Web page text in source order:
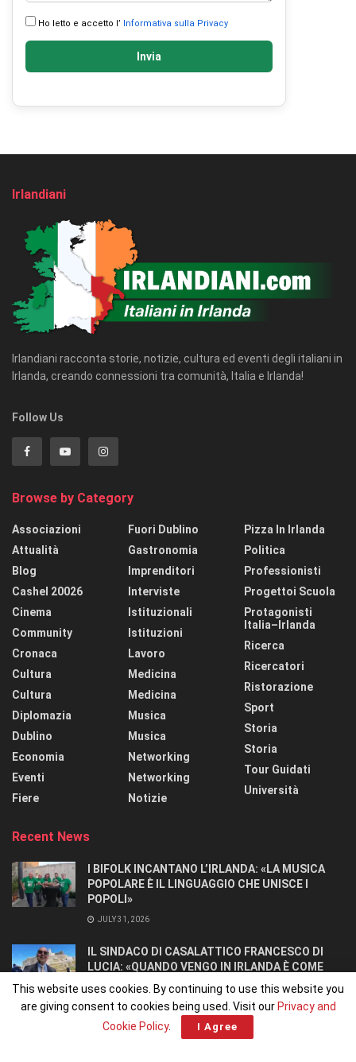
Ho letto e accetto l’ Informativa sulla Privacy
Invia
Irlandiani
Irlandiani racconta storie, notizie, cultura ed eventi degli italiani in
Irlanda, creando connessioni tra comunità, Italia e Irlanda!
Follow Us
Browse by Category
Associazioni
Attualità
Blog
Cashel 20026
Cinema
Community
Cronaca
Cultura
Cultura
Diplomazia
Dublino
Economia
Eventi
Fiere
Fuori Dublino
Gastronomia
Imprenditori
Interviste
Istituzionali
Istituzioni
Lavoro
Medicina
Medicina
Musica
Musica
Networking
Networking
Notizie
Pizza In Irlanda
Politica
Professionisti
Progettoi Scuola
Protagonisti
Italia–Irlanda
Ricerca
Ricercatori
Ristorazione
Sport
Storia
Storia
Tour Guidati
Università
Recent News
I BIFOLK INCANTANO L’IRLANDA: «LA MUSICA
POPOLARE È IL LINGUAGGIO CHE UNISCE I
POPOLI»
JULY 31, 2026
IL SINDACO DI CASALATTICO FRANCESCO DI
LUCIA: «QUANDO VENGO IN IRLANDA È COME
TORNARE A CASA».
JULY 27, 2026
This website uses cookies. By continuing to use this website you
are giving consent to cookies being used. Visit our Privacy and
Cookie Policy. I Agree